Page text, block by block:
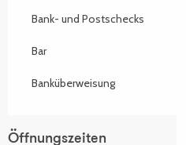
Bank- und Postschecks
Bar
Banküberweisung
Öffnungszeiten